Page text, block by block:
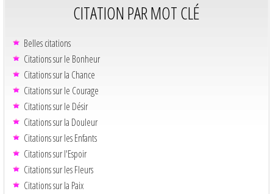
CITATION PAR MOT CLÉ
Belles citations
Citations sur le Bonheur
Citations sur la Chance
Citations sur le Courage
Citations sur le Désir
Citations sur la Douleur
Citations sur les Enfants
Citations sur l'Espoir
Citations sur les Fleurs
Citations sur la Paix